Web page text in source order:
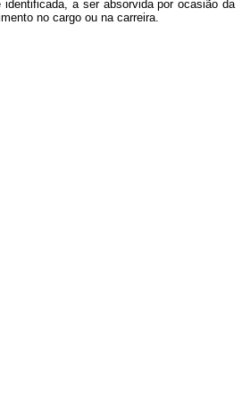
a ser absorvida por ocasião da
no cargo ou na carreira.